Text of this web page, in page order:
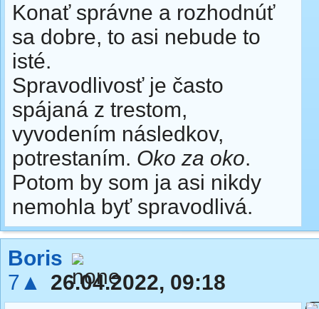
Konať správne a rozhodnúť
sa dobre, to asi nebude to
isté.
Spravodlivosť je často
spájaná z trestom,
vyvodením následkov,
potrestaním. Oko za oko.
Potom by som ja asi nikdy
nemohla byť spravodlivá.
Boris
7▲
26.04.2022, 09:18